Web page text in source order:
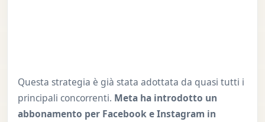
Questa strategia è già stata adottata da quasi tutti i
principali concorrenti. Meta ha introdotto un
abbonamento per Facebook e Instagram in